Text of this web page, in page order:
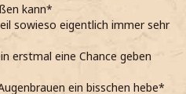
kann*
sowieso eigentlich immer sehr
erstmal eine Chance geben
ein bisschen hebe*